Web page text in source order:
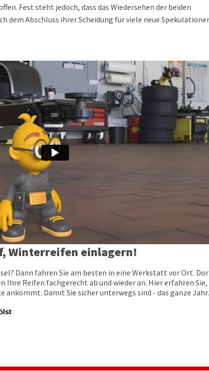
Fest steht jedoch, dass das Wiedersehen der beiden
dem Abschluss ihrer Scheidung für viele neue
Winterreifen einlagern!
Dann fahren Sie am besten in eine Werkstatt vor Ort.
Ihre Reifen fachgerecht ab und wieder an. Hier erfahren Sie,
ankommt. Damit Sie sicher unterwegs sind - das ganze Jahr.